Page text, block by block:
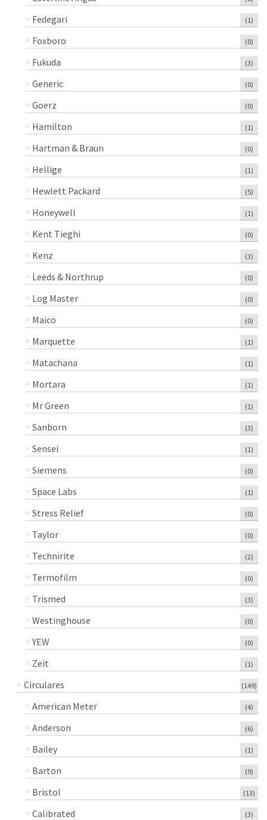
Fedegari (1)
Foxboro (0)
Fukuda (3)
Generic (0)
Goerz (0)
Hamilton (1)
Hartman & Braun (0)
Hellige (1)
Hewlett Packard (5)
Honeywell (1)
Kent Tieghi (0)
Kenz (3)
Leeds & Northrup (0)
Log Master (0)
Maico (0)
Marquette (1)
Matachana (1)
Mortara (1)
Mr Green (1)
Sanborn (3)
Sensei (1)
Siemens (0)
Space Labs (1)
Stress Relief (0)
Taylor (0)
Technirite (2)
Termofilm (0)
Trismed (3)
Westinghouse (0)
YEW (0)
Zeit (1)
Circulares (149)
American Meter (4)
Anderson (6)
Bailey (1)
Barton (9)
Bristol (13)
Calibrated (3)